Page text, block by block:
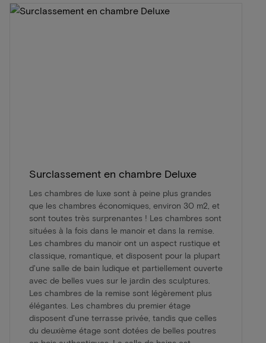
Surclassement en chambre Deluxe
Les chambres de luxe sont à peine plus grandes
que les chambres économiques, environ 30 m2, et
sont toutes très surprenantes ! Les chambres sont
situées à la fois dans le manoir et dans la remise.
Les chambres du manoir ont un aspect rustique et
classique, romantique, et disposent pour la plupart
d'une salle de bain ludique et partiellement ouverte
avec de belles vues sur le jardin des sculptures.
Les chambres de la remise sont légèrement plus
élégantes. Les chambres du premier étage
disposent d'une terrasse privée, tandis que celles
du deuxième étage sont dotées de belles poutres